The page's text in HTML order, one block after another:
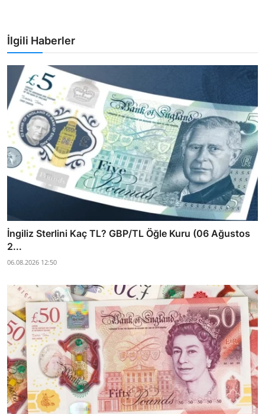
İlgili Haberler
İngiliz Sterlini Kaç TL? GBP/TL Öğle Kuru (06 Ağustos
2...
06.08.2026 12:50